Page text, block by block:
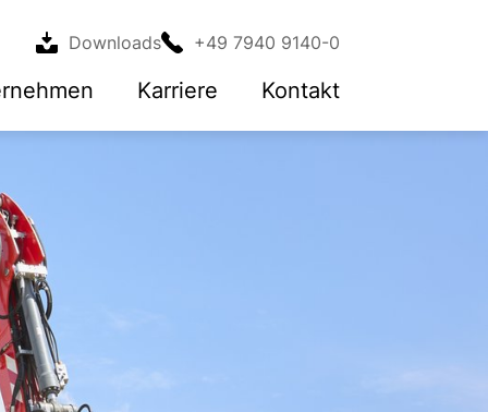
Downloads +49 7940 9140-0
Karriere Kontakt